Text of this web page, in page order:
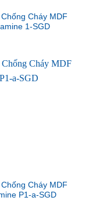
Cháy MDF
1-SGD
Cháy MDF
P1-a-SGD